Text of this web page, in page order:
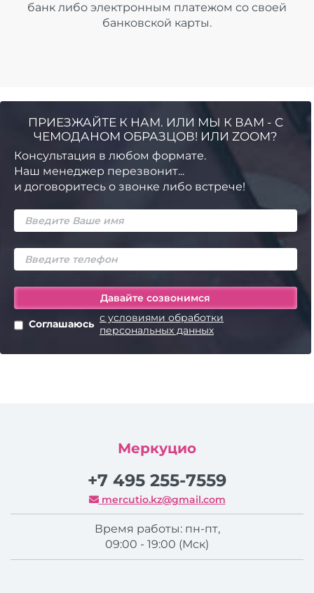
банк либо электронным платежом со своей
банковской карты.
ПРИЕЗЖАЙТЕ К НАМ. ИЛИ МЫ К ВАМ - С
ЧЕМОДАНОМ ОБРАЗЦОВ! ИЛИ ZOOM?
Консультация в любом формате.
Наш менеджер перезвонит...
и договоритесь о звонке либо встрече!
Соглашаюсь с условиями обработки
персональных данных
Меркуцио
+7 495 255-7559
mercutio.kz@gmail.com
Время работы: пн-пт,
09:00 - 19:00 (Мск)